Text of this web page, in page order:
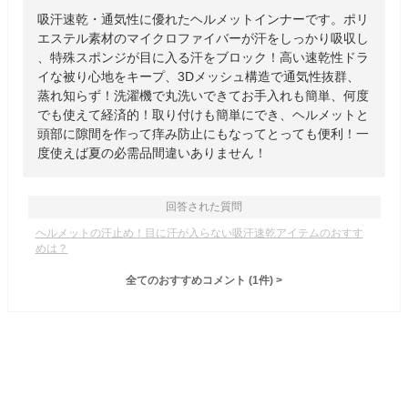
吸汗速乾・通気性に優れたヘルメットインナーです。ポリ
エステル素材のマイクロファイバーが汗をしっかり吸収し
、特殊スポンジが目に入る汗をブロック！高い速乾性ドラ
イな被り心地をキープ、3Dメッシュ構造で通気性抜群、
蒸れ知らず！洗濯機で丸洗いできてお手入れも簡単、何度
でも使えて経済的！取り付けも簡単にでき、ヘルメットと
頭部に隙間を作って痒み防止にもなってとっても便利！一
度使えば夏の必需品間違いありません！
回答された質問
ヘルメットの汗止め！目に汗が入らない吸汗速乾アイテムのおすす
めは？
全てのおすすめコメント (1件) >